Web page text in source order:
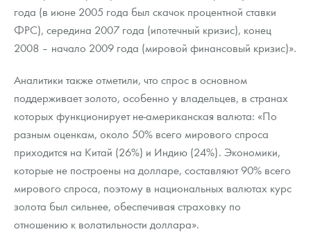
года (в июне 2005 года был скачок процентной ставки
ФРС), середина 2007 года (ипотечный кризис), конец
2008 – начало 2009 года (мировой финансовый кризис)».
Аналитики также отметили, что спрос в основном
поддерживает золото, особенно у владельцев, в странах
которых функционирует не-американская валюта: «По
разным оценкам, около 50% всего мирового спроса
приходится на Китай (26%) и Индию (24%). Экономики,
которые не построены на долларе, составляют 90% всего
мирового спроса, поэтому в национальных валютах курс
золота был сильнее, обеспечивая страховку по
отношению к волатильности доллара».